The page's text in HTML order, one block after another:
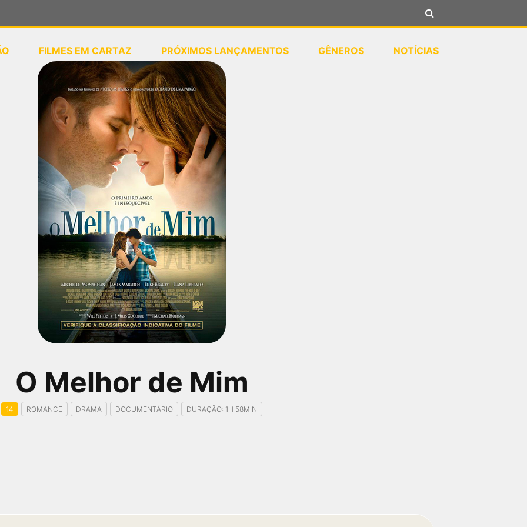
ou selecione sua localização
FILMES EM CARTAZ PRÓXIMOS LANÇAMENTOS GÊNEROS NOTÍCIAS
O Melhor de Mim
14 ROMANCE DRAMA DOCUMENTÁRIO DURAÇÃO: 1H 58MIN